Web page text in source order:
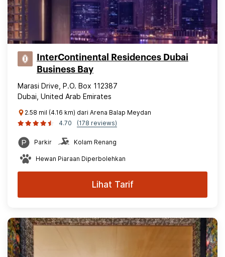
InterContinental Residences Dubai
Business Bay
Marasi Drive, P.O. Box 112387
Dubai, United Arab Emirates
2.58 mil (4.16 km) dari Arena Balap Meydan
4.70
(178 reviews)
Parkir Kolam Renang
Hewan Piaraan Diperbolehkan
Lihat Tarif